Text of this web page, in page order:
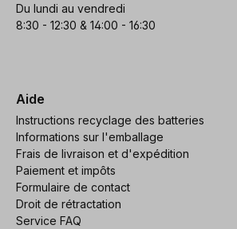
Du lundi au vendredi
8:30 - 12:30 & 14:00 - 16:30
Aide
Instructions recyclage des batteries
Informations sur l'emballage
Frais de livraison et d'expédition
Paiement et impôts
Formulaire de contact
Droit de rétractation
Service FAQ